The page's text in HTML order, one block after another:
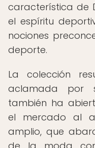
característica de
el espíritu
nociones
deporte.
La colección
aclamada por
también ha
el mercado al
amplio, que